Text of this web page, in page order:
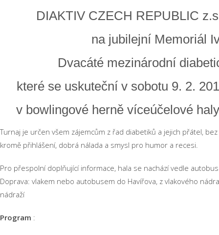
DIAKTIV CZECH REPUBLIC
na jubilejní Memoriál
Dvacáté mezinárodní
které se uskuteční v sobotu 9. 2.
v bowlingové herně víceúčelové
Turnaj je určen všem zájemcům z řad diabetiků a jejich přátel,
kromě přihlášení, dobrá nálada a smysl pro humor a recesi.
Pro přespolní doplňující informace, hala se nachází vedle
Doprava: vlakem nebo autobusem do Havířova, z vlakového
nádraží
Program :